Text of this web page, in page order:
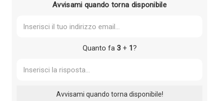
Avvisami quando torna disponibile
Quanto fa 3+ 1?